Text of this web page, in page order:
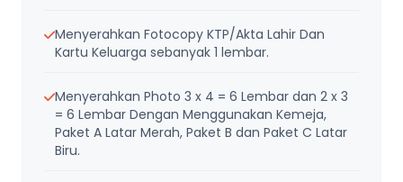
Menyerahkan Fotocopy KTP/Akta Lahir Dan
Kartu Keluarga sebanyak 1 lembar.
Menyerahkan Photo 3 x 4 = 6 Lembar dan 2 x 3
= 6 Lembar Dengan Menggunakan Kemeja,
Paket A Latar Merah, Paket B dan Paket C Latar
Biru.